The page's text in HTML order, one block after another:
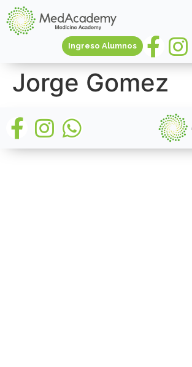
Ingreso Alumnos
Jorge Gomez